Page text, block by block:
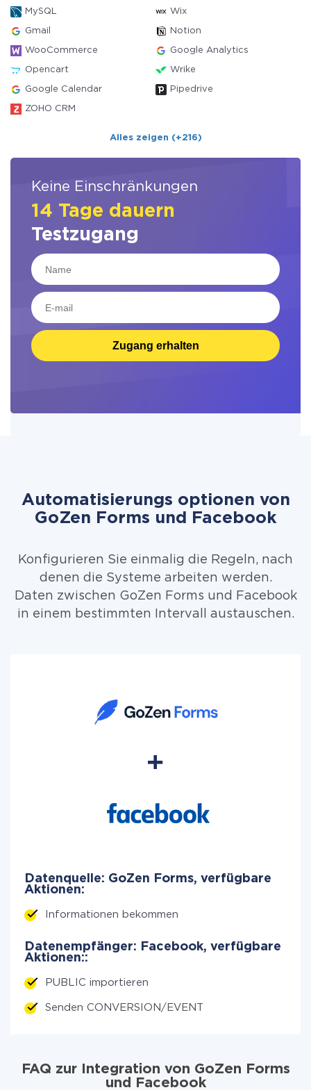
MySQL Wix
Gmail Notion
WooCommerce Google Analytics
Opencart Wrike
Google Calendar Pipedrive
ZOHO CRM
Alles zeigen (+216)
Keine Einschränkungen
14 Tage dauern
Testzugang
Zugang erhalten
Automatisierungs optionen von
GoZen Forms und Facebook
Konfigurieren Sie einmalig die Regeln, nach
denen die Systeme arbeiten werden.
Daten zwischen GoZen Forms und Facebook
in einem bestimmten Intervall austauschen.
Datenquelle: GoZen Forms, verfügbare
Aktionen:
Informationen bekommen
Datenempfänger: Facebook, verfügbare
Aktionen::
PUBLIC importieren
Senden CONVERSION/EVENT
FAQ zur Integration von GoZen Forms
und Facebook